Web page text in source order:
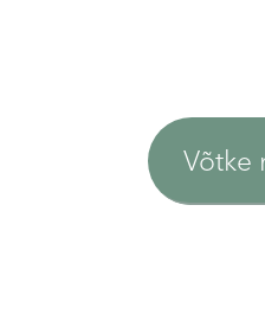
Võtke